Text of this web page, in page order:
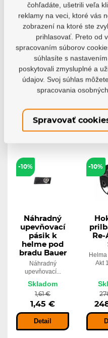
Hokejová
prilba CCM
Super Tacks
X SR
Helma CCM Super
Tacks X SR - je...
Skladom
485,43 €
364,06 €
Prilba
70 je
-10%
Náhradný
upevňovací
pásik k
helme pod
bradu Bauer
Náhradný
upevňovací...
Skladom
1,61 €
1,45 €
Detail
-10%
Akt
čohľadáte, ušetrili veľa
reklamy na veci, ktoré vás
zobrazení na ktoré ste
prihlasovať. Preto od
spracovaním súborov
súhlasíte s
poskytovali zmysluplné a
údajov. Svoj súhlas
spracovania
Spravovať